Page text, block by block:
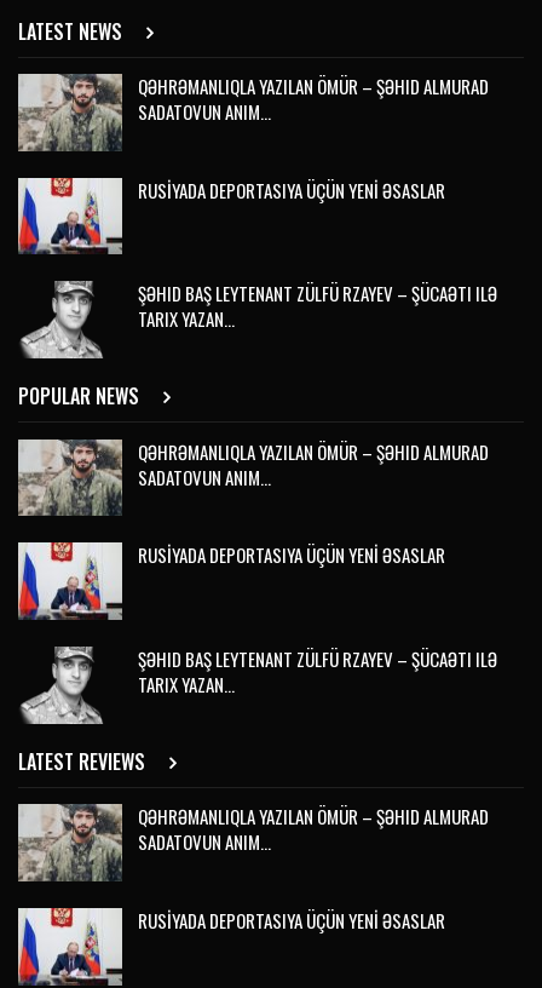
LATEST NEWS
QƏHRƏMANLIQLA YAZILAN ÖMÜR – ŞƏHID ALMURAD
SADATOVUN ANIM…
RUSİYADA DEPORTASIYA ÜÇÜN YENİ ƏSASLAR
ŞƏHID BAŞ LEYTENANT ZÜLFÜ RZAYEV – ŞÜCAƏTI ILƏ
TARIX YAZAN…
POPULAR NEWS
QƏHRƏMANLIQLA YAZILAN ÖMÜR – ŞƏHID ALMURAD
SADATOVUN ANIM…
RUSİYADA DEPORTASIYA ÜÇÜN YENİ ƏSASLAR
ŞƏHID BAŞ LEYTENANT ZÜLFÜ RZAYEV – ŞÜCAƏTI ILƏ
TARIX YAZAN…
LATEST REVIEWS
QƏHRƏMANLIQLA YAZILAN ÖMÜR – ŞƏHID ALMURAD
SADATOVUN ANIM…
RUSİYADA DEPORTASIYA ÜÇÜN YENİ ƏSASLAR